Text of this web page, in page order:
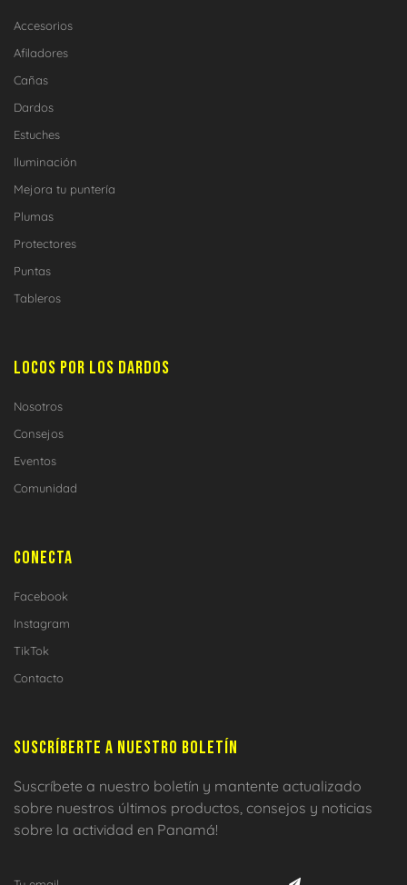
Accesorios
Afiladores
Cañas
Dardos
Estuches
Iluminación
Mejora tu puntería
Plumas
Protectores
Puntas
Tableros
LOCOS POR LOS DARDOS
Nosotros
Consejos
Eventos
Comunidad
CONECTA
Facebook
Instagram
TikTok
Contacto
SUSCRÍBERTE A NUESTRO BOLETÍN
Suscríbete a nuestro boletín y mantente actualizado
sobre nuestros últimos productos, consejos y noticias
sobre la actividad en Panamá!